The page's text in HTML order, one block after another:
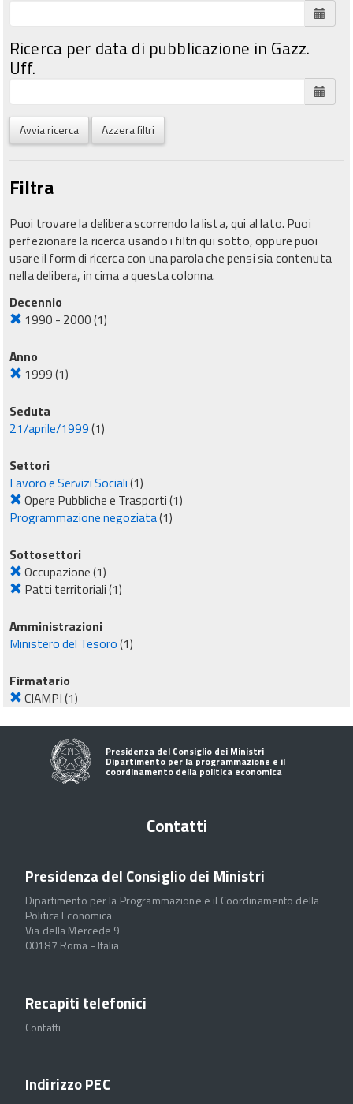
Ricerca per data di pubblicazione in Gazz.
Uff.
Avvia ricerca Azzera filtri
Filtra
Puoi trovare la delibera scorrendo la lista, qui al lato. Puoi
perfezionare la ricerca usando i filtri qui sotto, oppure puoi
usare il form di ricerca con una parola che pensi sia contenuta
nella delibera, in cima a questa colonna.
Decennio
1990 - 2000(1)
Anno
1999(1)
Seduta
21/aprile/1999(1)
Settori
Lavoro e Servizi Sociali(1)
Opere Pubbliche e Trasporti(1)
Programmazione negoziata(1)
Sottosettori
Occupazione(1)
Patti territoriali(1)
Amministrazioni
Ministero del Tesoro(1)
Firmatario
CIAMPI(1)
Presidenza del Consiglio dei Ministri
Dipartimento per la programmazione e il
coordinamento della politica economica
Contatti
Presidenza del Consiglio dei Ministri
Dipartimento per la Programmazione e il Coordinamento della
Politica Economica
Via della Mercede 9
00187 Roma - Italia
Recapiti telefonici
Contatti
Indirizzo PEC